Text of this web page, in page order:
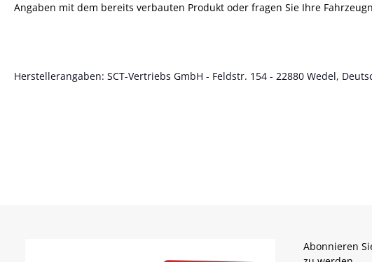
Angaben mit dem bereits verbauten Produkt oder fragen Sie Ihre
Herstellerangaben: SCT-Vertriebs GmbH - Feldstr. 154 - 22880 Wedel,
Abonnieren